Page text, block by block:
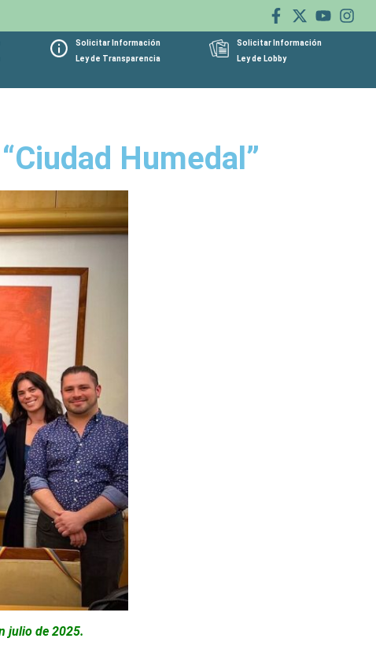
Solicitar Información
Ley de Transparencia
Solicitar Información
Ley de Lobby
Humedal”
julio de 2025.